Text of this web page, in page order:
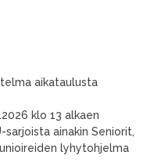
aikataulusta
klo 13 alkaen
sarjoista ainakin Seniorit,
lyhytohjelma